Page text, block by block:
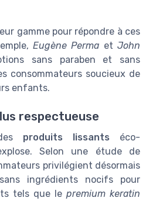
gamme pour répondre à ces
Eugène Perma etJohn
sans paraben et sans
consommateurs soucieux de
enfants.
respectueuse
produits lissants éco-
Selon une étude de
privilégient désormais
ingrédients nocifs pour
tels que le premium keratin